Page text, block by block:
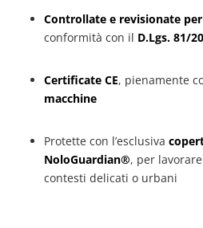
Controllate e revisionate
conformità con il D.Lgs. 81/
Certificate CE, pienamente
macchine
Protette con l’esclusiva
NoloGuardian®, per
contesti delicati o urbani